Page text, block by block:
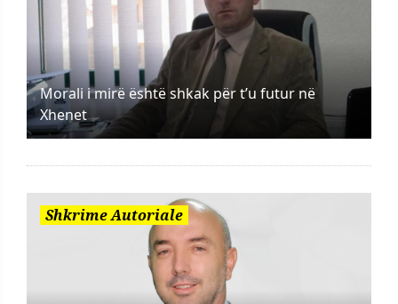
Morali i mirë është shkak për t’u futur në
Xhenet
Shkrime Autoriale